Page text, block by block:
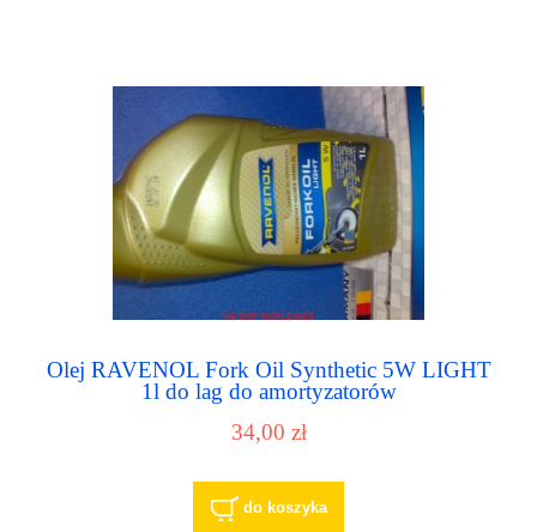
Olej RAVENOL Fork Oil Synthetic 5W LIGHT
1l do lag do amortyzatorów
34,00 zł
do koszyka